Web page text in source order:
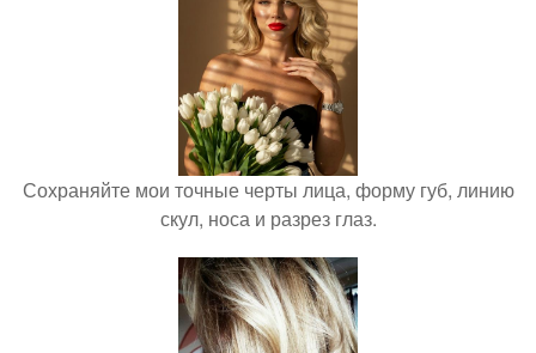
Сохраняйте мои точные черты лица, форму губ, линию
скул, носа и разрез глаз.